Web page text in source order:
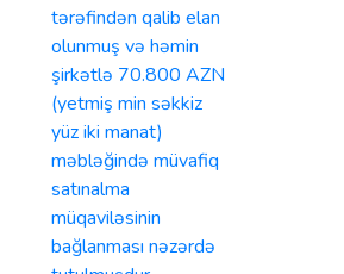
tərəfindən qalib elan
olunmuş və həmin
şirkətlə 70.800 AZN
(yetmiş min səkkiz
yüz iki manat)
məbləğində müvafiq
satınalma
müqaviləsinin
bağlanması nəzərdə